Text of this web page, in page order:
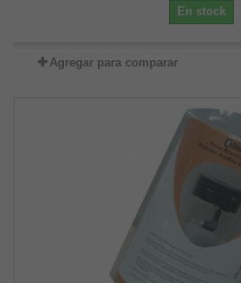
En stock
Agregar para comparar